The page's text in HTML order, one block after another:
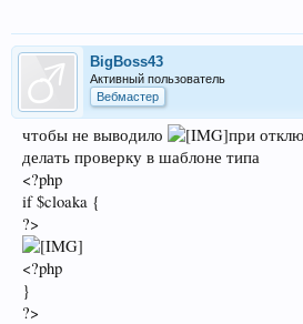
BigBoss43
Активный пользователь
Вебмастер
чтобы не выводило
при
делать проверку в шаблоне типа
<?php
if $cloaka {
?>
<?php
}
?>